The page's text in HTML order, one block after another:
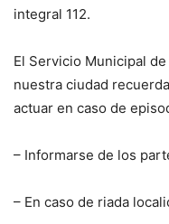
integral 112.
El Servicio Municipal
nuestra ciudad
actuar en caso de
– Informarse de los
– En caso de riada